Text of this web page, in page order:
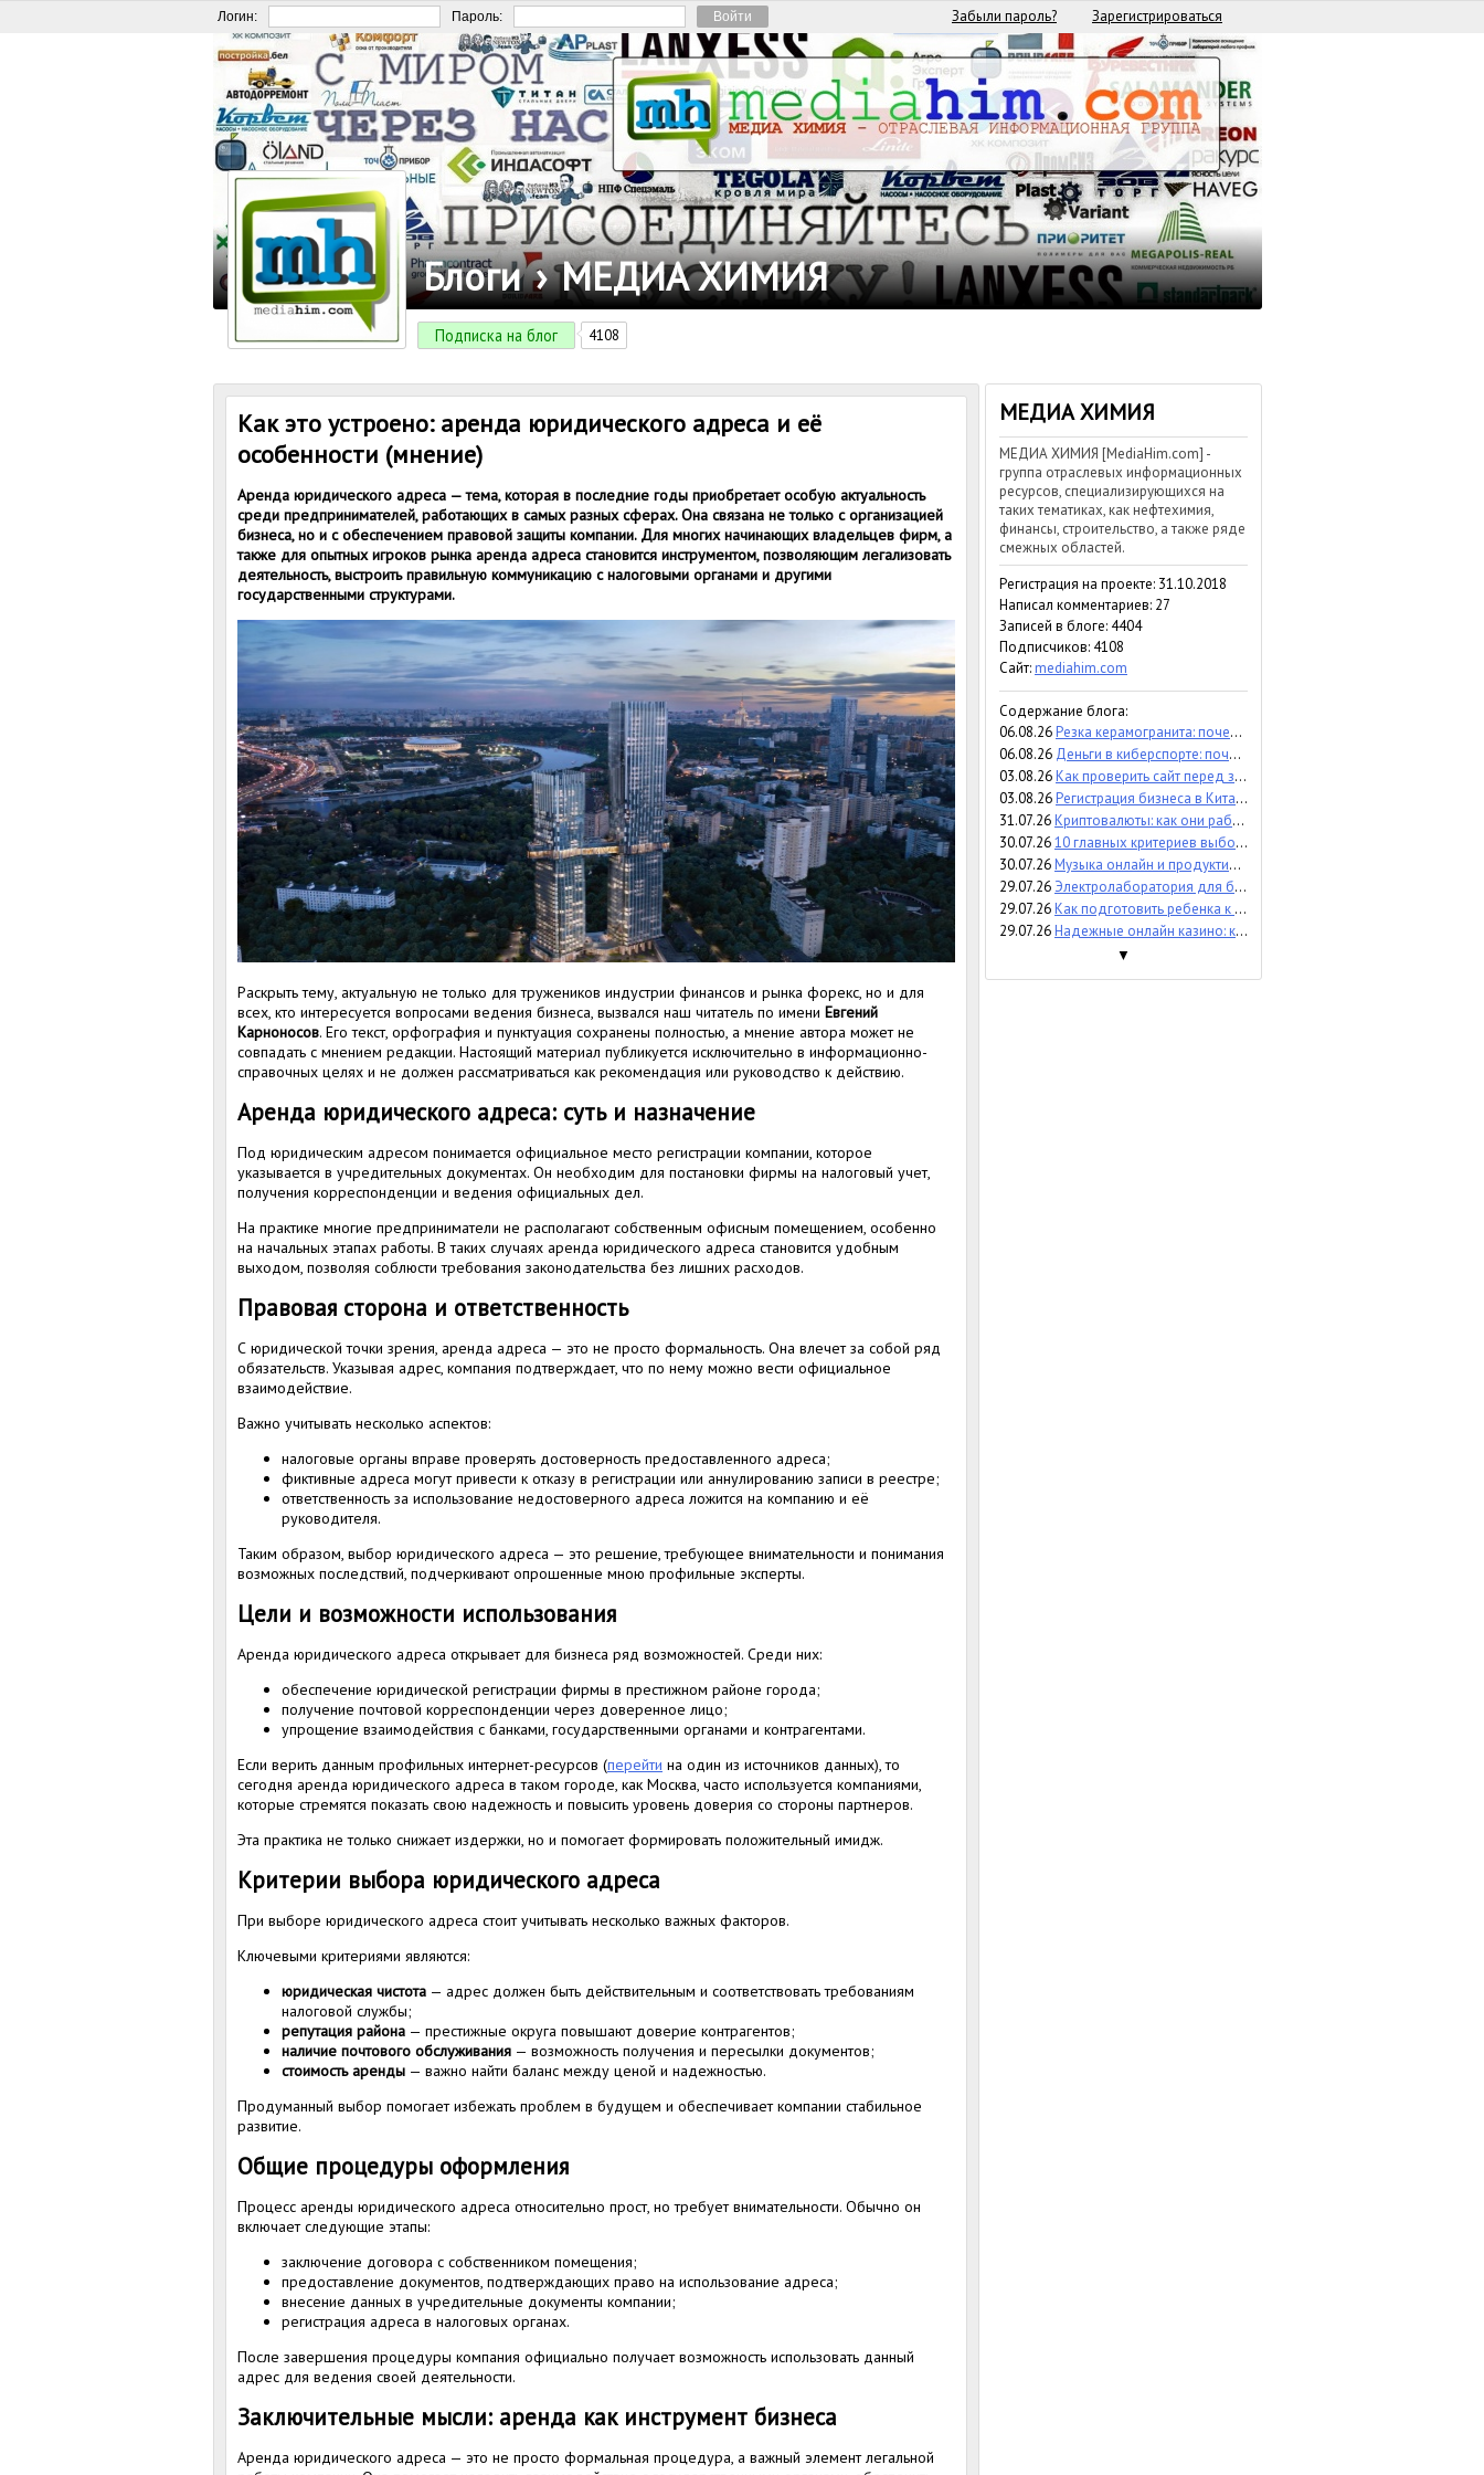
Логин: Пароль: Забыли пароль? Зарегистрироваться
Блоги › МЕДИА ХИМИЯ
Подписка на блог 4108
Как это устроено: аренда юридического адреса и её
особенности (мнение)
Аренда юридического адреса — тема, которая в последние годы приобретает особую актуальность
среди предпринимателей, работающих в самых разных сферах. Она связана не только с организацией
бизнеса, но и с обеспечением правовой защиты компании. Для многих начинающих владельцев фирм, а
также для опытных игроков рынка аренда адреса становится инструментом, позволяющим легализовать
деятельность, выстроить правильную коммуникацию с налоговыми органами и другими
государственными структурами.
Раскрыть тему, актуальную не только для тружеников индустрии финансов и рынка форекс, но и для
всех, кто интересуется вопросами ведения бизнеса, вызвался наш читатель по имени Евгений
Карноносов. Его текст, орфография и пунктуация сохранены полностью, а мнение автора может не
совпадать с мнением редакции. Настоящий материал публикуется исключительно в информационно-
справочных целях и не должен рассматриваться как рекомендация или руководство к действию.
Аренда юридического адреса: суть и назначение
Под юридическим адресом понимается официальное место регистрации компании, которое
указывается в учредительных документах. Он необходим для постановки фирмы на налоговый учет,
получения корреспонденции и ведения официальных дел.
На практике многие предприниматели не располагают собственным офисным помещением, особенно
на начальных этапах работы. В таких случаях аренда юридического адреса становится удобным
выходом, позволяя соблюсти требования законодательства без лишних расходов.
Правовая сторона и ответственность
С юридической точки зрения, аренда адреса — это не просто формальность. Она влечет за собой ряд
обязательств. Указывая адрес, компания подтверждает, что по нему можно вести официальное
взаимодействие.
Важно учитывать несколько аспектов:
налоговые органы вправе проверять достоверность предоставленного адреса;
фиктивные адреса могут привести к отказу в регистрации или аннулированию записи в реестре;
ответственность за использование недостоверного адреса ложится на компанию и её
руководителя.
Таким образом, выбор юридического адреса — это решение, требующее внимательности и понимания
возможных последствий, подчеркивают опрошенные мною профильные эксперты.
Цели и возможности использования
Аренда юридического адреса открывает для бизнеса ряд возможностей. Среди них:
обеспечение юридической регистрации фирмы в престижном районе города;
получение почтовой корреспонденции через доверенное лицо;
упрощение взаимодействия с банками, государственными органами и контрагентами.
Если верить данным профильных интернет-ресурсов (перейти на один из источников данных), то
сегодня аренда юридического адреса в таком городе, как Москва, часто используется компаниями,
которые стремятся показать свою надежность и повысить уровень доверия со стороны партнеров.
Эта практика не только снижает издержки, но и помогает формировать положительный имидж.
Критерии выбора юридического адреса
При выборе юридического адреса стоит учитывать несколько важных факторов.
Ключевыми критериями являются:
юридическая чистота — адрес должен быть действительным и соответствовать требованиям
налоговой службы;
репутация района — престижные округа повышают доверие контрагентов;
наличие почтового обслуживания — возможность получения и пересылки документов;
стоимость аренды — важно найти баланс между ценой и надежностью.
Продуманный выбор помогает избежать проблем в будущем и обеспечивает компании стабильное
развитие.
Общие процедуры оформления
Процесс аренды юридического адреса относительно прост, но требует внимательности. Обычно он
включает следующие этапы:
заключение договора с собственником помещения;
предоставление документов, подтверждающих право на использование адреса;
внесение данных в учредительные документы компании;
регистрация адреса в налоговых органах.
После завершения процедуры компания официально получает возможность использовать данный
адрес для ведения своей деятельности.
Заключительные мысли: аренда как инструмент бизнеса
Аренда юридического адреса — это не просто формальная процедура, а важный элемент легальной
МЕДИА ХИМИЯ
МЕДИА ХИМИЯ [MediaHim.com] -
группа отраслевых информационных
ресурсов, специализирующихся на
таких тематиках, как нефтехимия,
финансы, строительство, а также ряде
смежных областей.
Регистрация на проекте: 31.10.2018
Написал комментариев: 27
Записей в блоге: 4404
Подписчиков: 4108
Сайт:mediahim.com
Содержание блога:
06.08.26Резка керамогранита: почему точность влияет на результат и расходы
06.08.26 Деньги в киберспорте: почему инвесторы вкладываются в бренд команды, а не в игрока (мнение)
03.08.26Как проверить сайт перед запуском - пошаговый аудит и контроль
03.08.26Регистрация бизнеса в Китае: что важно знать перед выходом на рынок
31.07.26Криптовалюты: как они работают, какие бывают и чем отличаются
30.07.2610 главных критериев выбора аттракционов для бизнеса
30.07.26Музыка онлайн и продуктивность: помогает сосредоточиться или отвлекает?
29.07.26 Электролаборатория для бизнеса: когда и зачем проверять электроустановки
29.07.26Как подготовить ребенка к процедуре УЗИ
29.07.26Надежные онлайн казино: критерии экспертного сравнения
▼